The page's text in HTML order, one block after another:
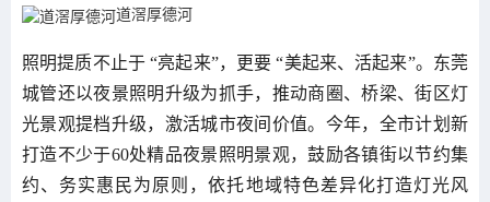
道滘厚德河
照明提质不止于 “亮起来”，更要 “美起来、活起来”。东莞
城管还以夜景照明升级为抓手，推动商圈、桥梁、街区灯
光景观提档升级，激活城市夜间价值。今年，全市计划新
打造不少于60处精品夜景照明景观，鼓励各镇街以节约集
约、务实惠民为原则，依托地域特色差异化打造灯光风